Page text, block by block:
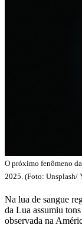
O próximo fenômeno
2025. (Foto: Unsplash/
Na lua de sangue
da Lua assumiu
observada na